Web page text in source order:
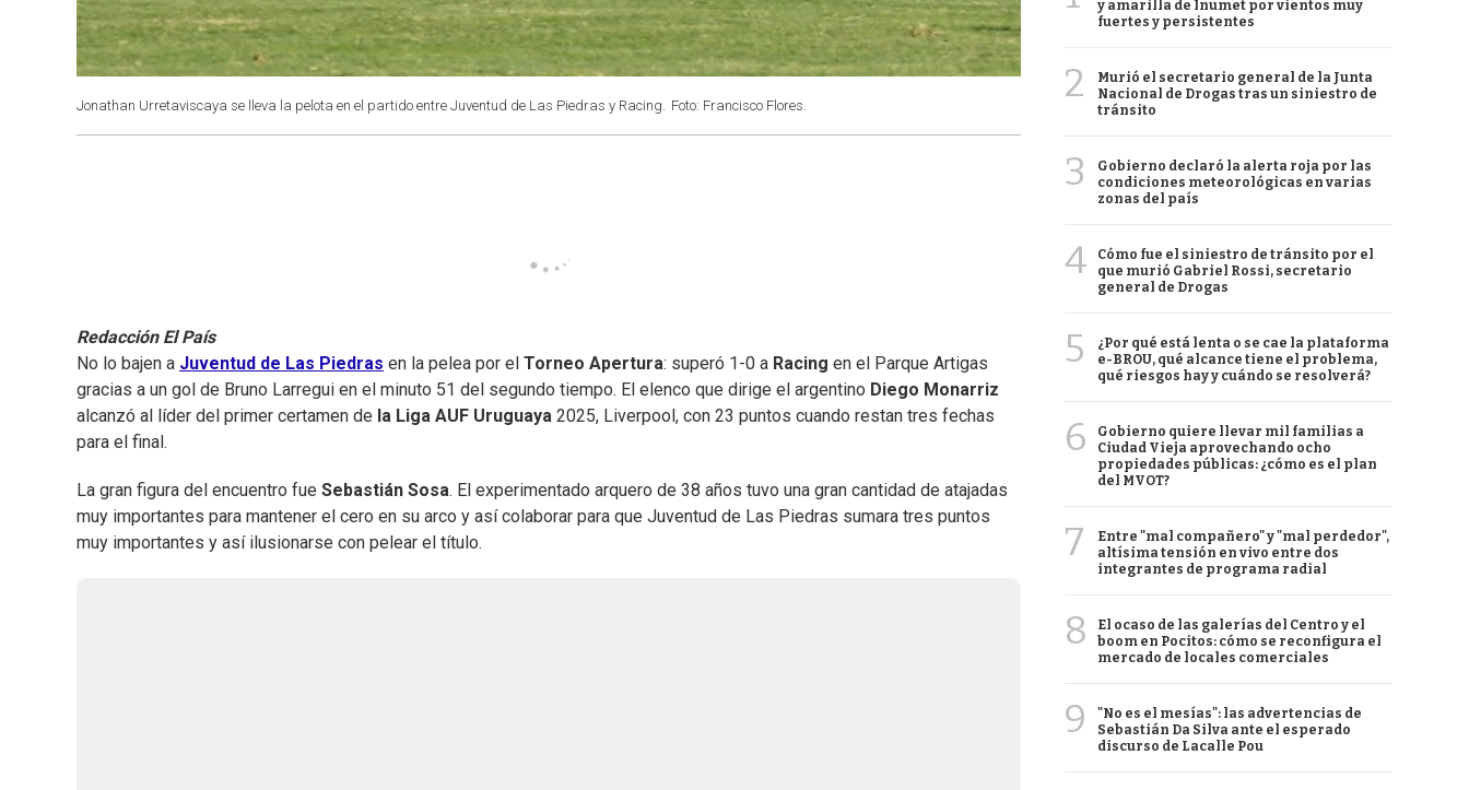
Jonathan Urretaviscaya se lleva la pelota en el partido entre Juventud de Las Piedras y Racing. Foto: Francisco Flores.
Redacción El País
No lo bajen a Juventud de Las Piedras en la pelea por el Torneo Apertura: superó 1-0 a Racing en el Parque Artigas
gracias a un gol de Bruno Larregui en el minuto 51 del segundo tiempo. El elenco que dirige el argentino Diego Monarriz
alcanzó al líder del primer certamen de la Liga AUF Uruguaya 2025, Liverpool, con 23 puntos cuando restan tres fechas
para el final.
La gran figura del encuentro fue Sebastián Sosa. El experimentado arquero de 38 años tuvo una gran cantidad de atajadas
muy importantes para mantener el cero en su arco y así colaborar para que Juventud de Las Piedras sumara tres puntos
muy importantes y así ilusionarse con pelear el título.
y amarilla de Inumet por vientos muy
fuertes y persistentes
2
Murió el secretario general de la Junta
Nacional de Drogas tras un siniestro de
tránsito
3
Gobierno declaró la alerta roja por las
condiciones meteorológicas en varias
zonas del país
4
Cómo fue el siniestro de tránsito por el
que murió Gabriel Rossi, secretario
general de Drogas
5
¿Por qué está lenta o se cae la plataforma
e-BROU, qué alcance tiene el problema,
qué riesgos hay y cuándo se resolverá?
6
Gobierno quiere llevar mil familias a
Ciudad Vieja aprovechando ocho
propiedades públicas: ¿cómo es el plan
del MVOT?
7
Entre "mal compañero" y "mal perdedor",
altísima tensión en vivo entre dos
integrantes de programa radial
8
El ocaso de las galerías del Centro y el
boom en Pocitos: cómo se reconfigura el
mercado de locales comerciales
9
"No es el mesías": las advertencias de
Sebastián Da Silva ante el esperado
discurso de Lacalle Pou